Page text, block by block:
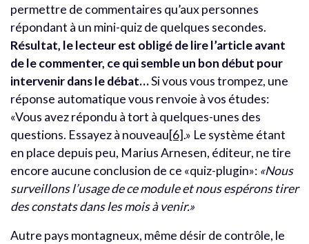
permettre de commentaires qu’aux personnes
répondant à un mini-quiz de quelques secondes.
Résultat, le lecteur est obligé de lire l’article avant
de le commenter, ce qui semble un bon début pour
intervenir dans le débat…Si vous vous trompez, une
réponse automatique vous renvoie à vos études:
«Vous avez répondu à tort à quelques-unes des
questions. Essayez à nouveau[6].» Le système étant
en place depuis peu, Marius Arnesen, éditeur, ne tire
encore aucune conclusion de ce «quiz-plugin»: «Nous
surveillons l’usage de ce module et nous espérons tirer
des constats dans les mois à venir.»
Autre pays montagneux, même désir de contrôle, le